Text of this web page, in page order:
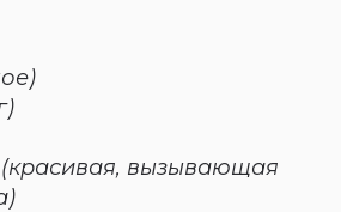
(красивая, вызывающая